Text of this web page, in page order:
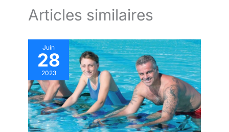
Articles similaires
Juin
28
2023